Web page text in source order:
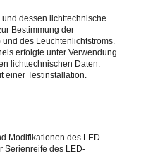
dessen lichttechnische
Bestimmung der
des Leuchtenlichtstroms.
erfolgte unter Verwendung
lichttechnischen Daten.
einer Testinstallation.
Modifikationen des LED-
Serienreife des LED-